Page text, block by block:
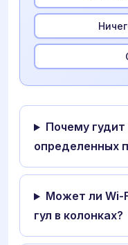
Почему гудит
определенных
Может ли Wi-
гул в колонках?